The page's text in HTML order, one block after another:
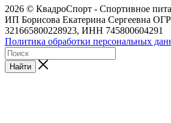
2026 © КвадроСпорт - Спортивное
ИП Борисова Екатерина Сергеевна
321665800228923, ИНН 745800604291
Политика обработки персональных
Найти